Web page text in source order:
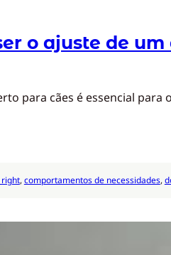
o ajuste de
para cães é essencial
right, comportamentos de necessidades,